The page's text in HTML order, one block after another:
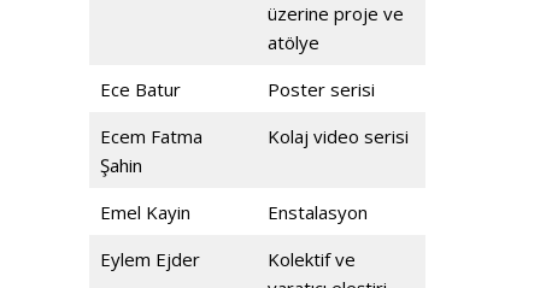
üzerine proje ve
atölye
Ece Batur
Poster serisi
Ecem Fatma
Şahin
Kolaj video serisi
Emel Kayin
Enstalasyon
Eylem Ejder
Kolektif ve